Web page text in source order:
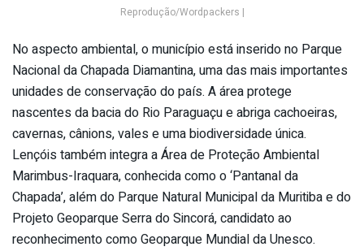
Reprodução/Wordpackers |
No aspecto ambiental, o município está inserido no Parque
Nacional da Chapada Diamantina, uma das mais importantes
unidades de conservação do país. A área protege
nascentes da bacia do Rio Paraguaçu e abriga cachoeiras,
cavernas, cânions, vales e uma biodiversidade única.
Lençóis também integra a Área de Proteção Ambiental
Marimbus-Iraquara, conhecida como o ‘Pantanal da
Chapada’, além do Parque Natural Municipal da Muritiba e do
Projeto Geoparque Serra do Sincorá, candidato ao
reconhecimento como Geoparque Mundial da Unesco.